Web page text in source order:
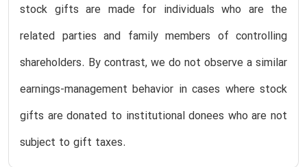
stock gifts are made for individuals who are the
related parties and family members of controlling
shareholders. By contrast, we do not observe a similar
earnings-management behavior in cases where stock
gifts are donated to institutional donees who are not
subject to gift taxes.